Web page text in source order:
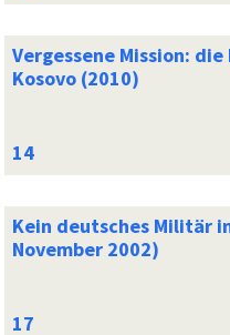
Vergessene Mission:
Kosovo (2010)
Kein deutsches Militär
November 2002)